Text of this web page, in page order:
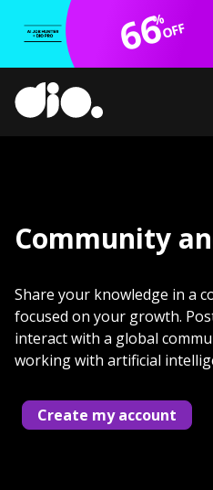
66
%OFF
Community
Share your knowledge in a
focused on your growth.
interact with a global
working with artificial
Create my account